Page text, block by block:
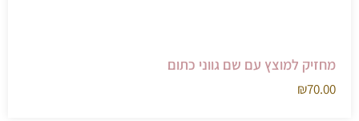
מחזיק למוצץ עם שם גווני כתום
₪70.00